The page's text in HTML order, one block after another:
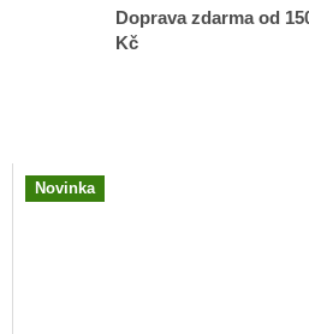
Doprava zdarma od
Kč
Novinka